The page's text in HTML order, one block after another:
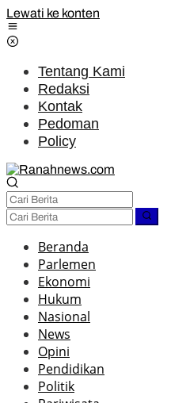
Lewati ke konten
Tentang Kami
Redaksi
Kontak
Pedoman
Policy
Beranda
Parlemen
Ekonomi
Hukum
Nasional
News
Opini
Pendidikan
Politik